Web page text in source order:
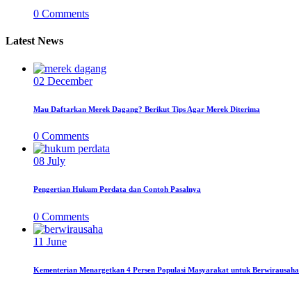
0 Comments
Latest News
02 December
Mau Daftarkan Merek Dagang? Berikut Tips Agar Merek Diterima
0 Comments
08 July
Pengertian Hukum Perdata dan Contoh Pasalnya
0 Comments
11 June
Kementerian Menargetkan 4 Persen Populasi Masyarakat untuk Berwirausaha